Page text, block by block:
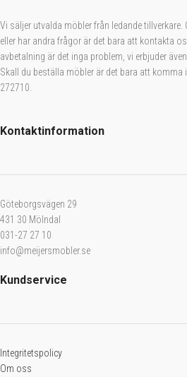
Vi säljer utvalda möbler från ledande
eller har andra frågor är det bara att kontakta
avbetalning är det inga problem, vi erbjuder
Skall du beställa möbler är det bara att komma
272710.
Kontaktinformation
Göteborgsvägen 29
431 30 Mölndal
031-27 27 10
info@meijersmobler.se
Kundservice
Integritetspolicy
Om oss